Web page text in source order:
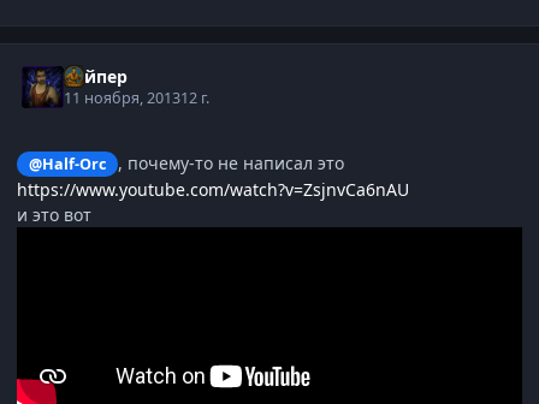
Вайпер
11 ноября, 201312 г.
@Half-Orc
, почему-то не написал это
https://www.youtube.com/watch?v=ZsjnvCa6nAU
и это вот